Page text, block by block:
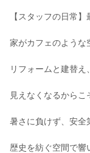
【スタッフの日常
家がカフェのような
リフォームと建替え
見えなくなるからこ
暑さに負けず、安全
歴史を紡ぐ空間で響